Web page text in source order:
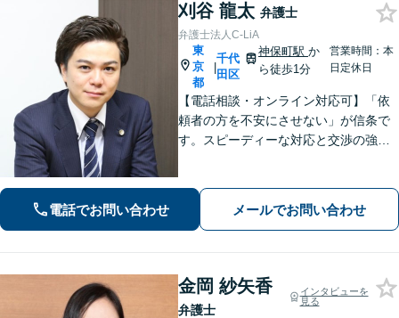
刈谷 龍太 弁護士
弁護士法人C-LiA
東
京
都
|
千代
田区
神保町駅か
ら徒歩1分
営業時間：本
日定休日
【電話相談・オンライン対応可】「依
頼者の方を不安にさせない」が信条で
す。スピーディーな対応と交渉の強さ
私が最後まであなたの味方になりま
電話でお問い合わせ メールでお問い合わせ
金岡 紗矢香
弁護士
インタビューを
見る